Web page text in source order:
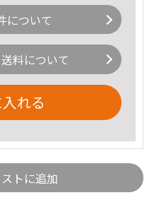
について
料について
れる
トに追加